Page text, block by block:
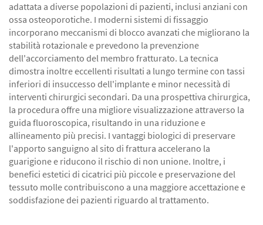
adattata a diverse popolazioni di pazienti, inclusi anziani con
ossa osteoporotiche. I moderni sistemi di fissaggio
incorporano meccanismi di blocco avanzati che migliorano la
stabilità rotazionale e prevedono la prevenzione
dell'accorciamento del membro fratturato. La tecnica
dimostra inoltre eccellenti risultati a lungo termine con tassi
inferiori di insuccesso dell'implante e minor necessità di
interventi chirurgici secondari. Da una prospettiva chirurgica,
la procedura offre una migliore visualizzazione attraverso la
guida fluoroscopica, risultando in una riduzione e
allineamento più precisi. I vantaggi biologici di preservare
l'apporto sanguigno al sito di frattura accelerano la
guarigione e riducono il rischio di non unione. Inoltre, i
benefici estetici di cicatrici più piccole e preservazione del
tessuto molle contribuiscono a una maggiore accettazione e
soddisfazione dei pazienti riguardo al trattamento.